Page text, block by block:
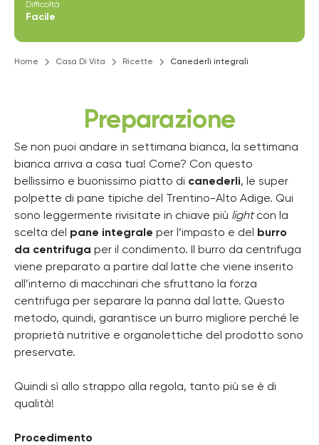
Difficoltà
Facile
Home Casa Di Vita Ricette Canederli integrali
Preparazione
Se non puoi andare in settimana bianca, la settimana
bianca arriva a casa tua! Come? Con questo
bellissimo e buonissimo piatto di canederli, le super
polpette di pane tipiche del Trentino-Alto Adige. Qui
sono leggermente rivisitate in chiave più lightcon la
scelta del pane integrale per l’impasto e del
burro
da centrifuga per il condimento. Il burro da centrifuga
viene preparato a partire dal latte che viene inserito
all’interno di macchinari che sfruttano la forza
centrifuga per separare la panna dal latte. Questo
metodo, quindi, garantisce un burro migliore perché le
proprietà nutritive e organolettiche del prodotto sono
preservate.
Quindi sì allo strappo alla regola, tanto più se è di
qualità!
Procedimento